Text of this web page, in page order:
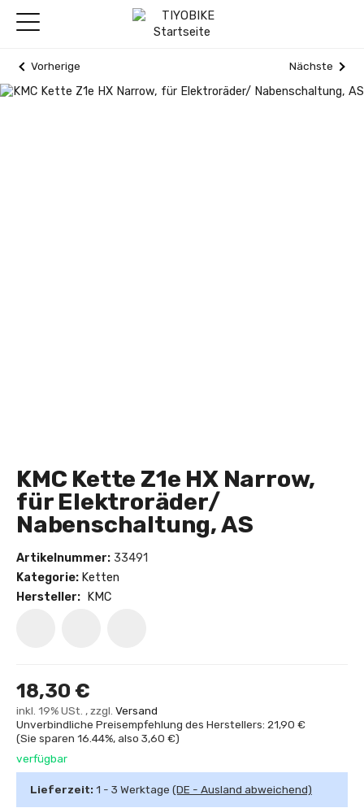
Vorherige Nächste
KMC Kette Z1e HX Narrow,
für Elektroräder/
Nabenschaltung, AS
Artikelnummer: 33491
Kategorie: Ketten
Hersteller:
KMC
18,30 €
inkl. 19% USt. , zzgl. Versand
Unverbindliche Preisempfehlung des Herstellers: 21,90 €
(Sie sparen 16.44%, also 3,60 €)
verfügbar
Lieferzeit: 1 - 3 Werktage (DE - Ausland abweichend)